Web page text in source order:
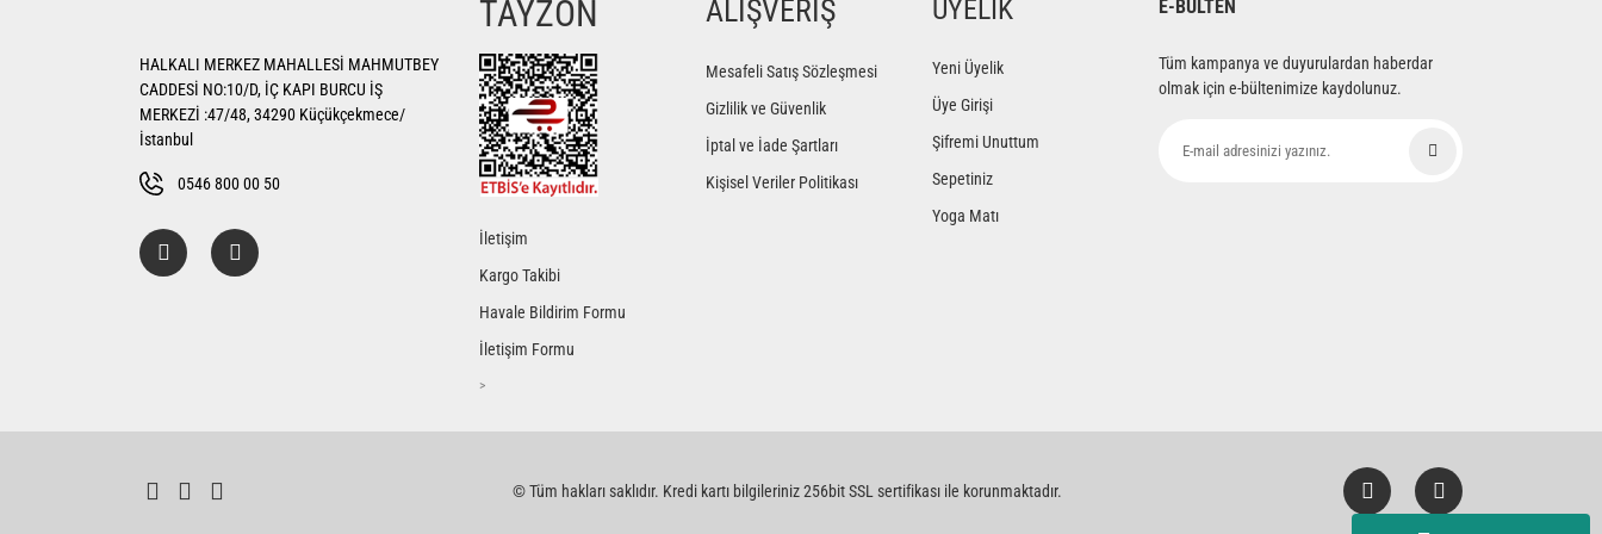
Yorum Yaz
Ürün bilgilerinde hatalar bulunuyor.
Ürün fiyatı diğer sitelerden daha pahalı.
HALKALI MERKEZ MAHALLESİ MAHMUTBEY
CADDESİ NO:10/D, İÇ KAPI BURCU İŞ
MERKEZİ :47/48, 34290 Küçükçekmece/
İstanbul
0546 800 00 50
TAYZON
İletişim
Kargo Takibi
Havale Bildirim Formu
İletişim Formu
ALIŞVERİŞ
Mesafeli Satış Sözleşmesi
Gizlilik ve Güvenlik
İptal ve İade Şartları
Kişisel Veriler Politikası
ÜYELİK
Yeni Üyelik
Üye Girişi
Şifremi Unuttum
Sepetiniz
Yoga Matı
>
E-BÜLTEN
Tüm kampanya ve duyurulardan haberdar
olmak için e-bültenimize kaydolunuz.
© Tüm hakları saklıdır. Kredi kartı bilgileriniz 256bit SSL sertifikası ile korunmaktadır.